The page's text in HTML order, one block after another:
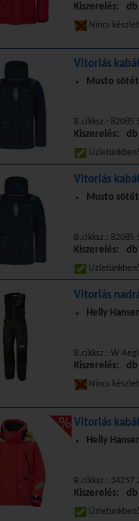
Kiszerelés: db
Nincs
Vitorlás
Musto
B.cikksz.:
Kiszerelés: db
Vitorlás
Musto
B.cikksz.:
Kiszerelés: db
Vitorlás
Helly
B.cikksz.: W
Kiszerelés: db
Nincs
Vitorlás
Helly
B.cikksz.: 34257
Kiszerelés: db